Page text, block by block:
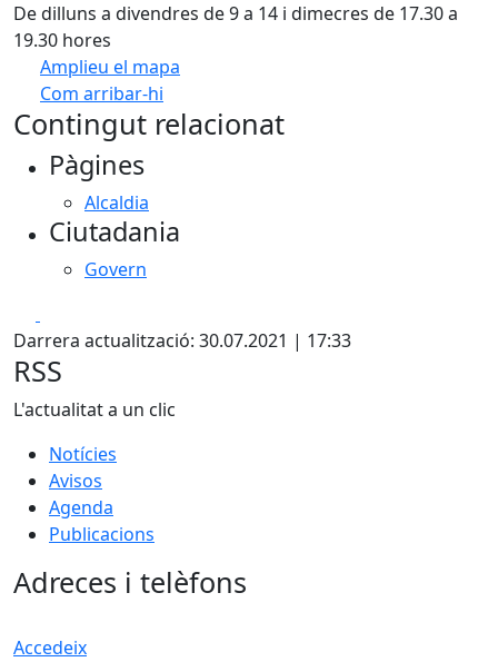
De dilluns a divendres de 9 a 14 i dimecres de 17.30 a
19.30 hores
Amplieu el mapa
Com arribar-hi
+
Contingut relacionat
Pàgines
Alcaldia
Ciutadania
Govern
Darrera actualització: 30.07.2021 | 17:33
RSS
L'actualitat a un clic
Notícies
Avisos
Agenda
Publicacions
Adreces i telèfons
Accedeix